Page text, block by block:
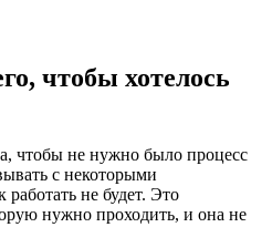
чтобы хотелось
чтобы не нужно было процесс
с некоторыми
не будет. Это
нужно проходить, и она не